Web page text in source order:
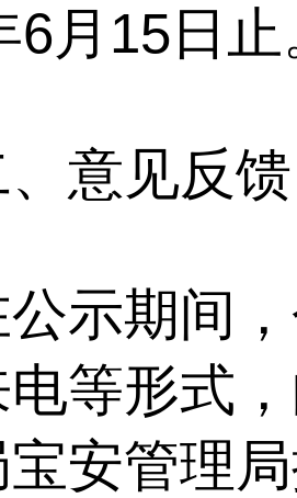
6月15日止
见反馈
期间，
等形式
安管理